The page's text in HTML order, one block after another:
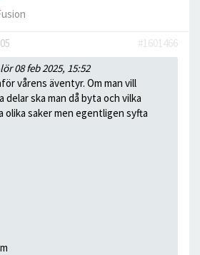
#1601466
lör 08 feb 2025, 15:52
vårens äventyr. Om man vill
delar ska man då byta och vilka
olika saker men egentligen syfta